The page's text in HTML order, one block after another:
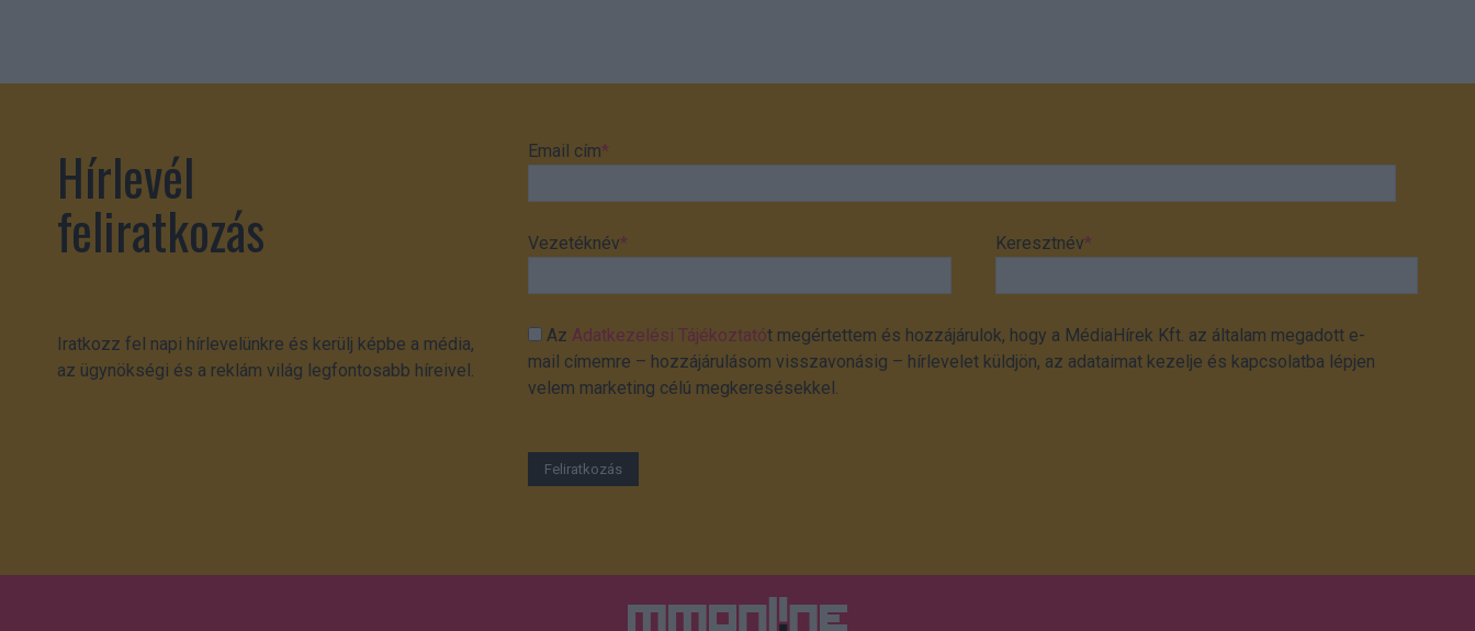
Hírlevél
feliratkozás
Iratkozz fel napi hírlevelünkre és kerülj képbe a média,
az ügynökségi és a reklám világ legfontosabb híreivel.
Email cím*
Vezetéknév* Keresztnév*
AzAdatkezelési Tájékoztatót megértettem és hozzájárulok, hogy a MédiaHírek Kft. az általam megadott e-
mail címemre – hozzájárulásom visszavonásig – hírlevelet küldjön, az adataimat kezelje és kapcsolatba lépjen
velem marketing célú megkeresésekkel.